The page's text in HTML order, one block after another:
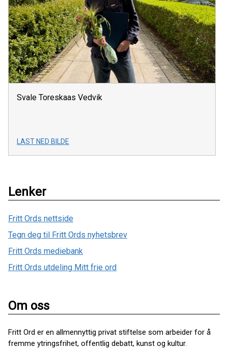
Svale Toreskaas Vedvik
LAST NED BILDE
Lenker
Fritt Ords nettside
Tegn deg til Fritt Ords nyhetsbrev
Fritt Ords mediebank
Fritt Ords utdeling Mitt frie ord
Om oss
Fritt Ord er en allmennyttig privat stiftelse som arbeider for å
fremme ytringsfrihet, offentlig debatt, kunst og kultur.